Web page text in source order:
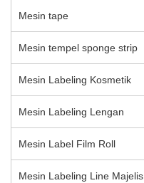
Mesin tape
Mesin tempel sponge strip
Mesin Labeling Kosmetik
Mesin Labeling Lengan
Mesin Label Film Roll
Mesin Labeling Line Majelis